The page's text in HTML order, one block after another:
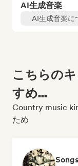
AI生成音楽
AI生成音楽に
こちらの
すめ...
Country music
ため